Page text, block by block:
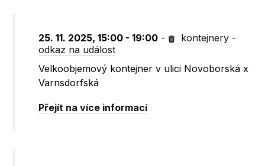
25. 11. 2025, 15:00 - 19:00 - kontejnery -
odkaz na událost
Velkoobjemový kontejner v ulici Novoborská x
Varnsdorfská
Přejít na více informací